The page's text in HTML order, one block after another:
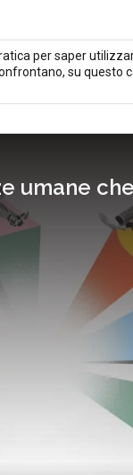
per saper
su questo